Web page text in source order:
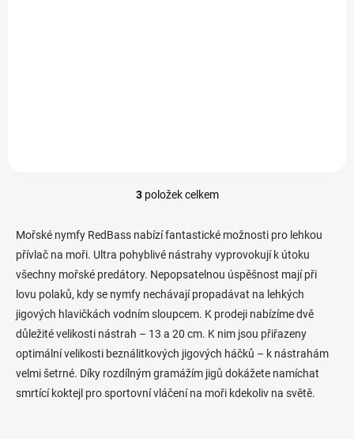
O
l
á
d
a
c
p
r
v
k
y
v
3položek celkem
Mořské nymfy RedBass nabízí fantastické možnosti pro lehkou
přívlač na moři. Ultra pohyblivé nástrahy vyprovokují k útoku
všechny mořské predátory. Nepopsatelnou úspěšnost mají při
lovu polaků, kdy se nymfy nechávají propadávat na lehkých
jigových hlavičkách vodním sloupcem. K prodeji nabízíme dvě
důležité velikosti nástrah – 13 a 20 cm. K nim jsou přiřazeny
optimální velikosti beználitkových jigových háčků – k nástrahám
velmi šetrné. Díky rozdílným gramážím jigů dokážete namíchat
smrtící koktejl pro sportovní vláčení na moři kdekoliv na světě.